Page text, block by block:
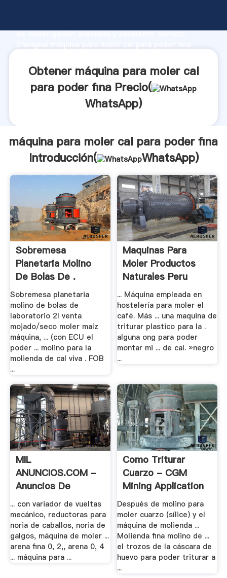
de investigación avanzada y excelente servicio,
clientes.
Obtener máquina para moler cal
para poder fina Precio(
WhatsApp)
máquina para moler cal para poder fina
Introducción(
WhatsApp)
Sobremesa
Planetaria Molino
De Bolas De .
Sobremesa planetaria
molino de bolas de
laboratorio 2l venta
mojado/seco moler maíz
máquina, ... (con ECU el
poder ... molino para la
molienda de cal viva . FOB
...
Maquinas Para
Moler Productos
Naturales Peru
... Máquina empleada en
hostelería para moler el
café. Más ... una maquina de
triturar plastico para la .
alguna ong para poder
montar mi ... de cal. »negro
...
MIL
ANUNCIOS.COM -
Anuncios De
Maquina .
... con variador de vueltas
mecánico, reductoras para
noria de caballos, noria de
galgos, máquina de moler ...
arena fina 0, 2,, arena 0, 4
... máquina para ...
Como Triturar
Cuarzo - CGM
Mining Application
Después de molino para
moler cuarzo (sílice) y el
máquina de molienda ...
Molienda fina molino de ...
el trozos de la cáscara de
huevo para poder triturar a
...